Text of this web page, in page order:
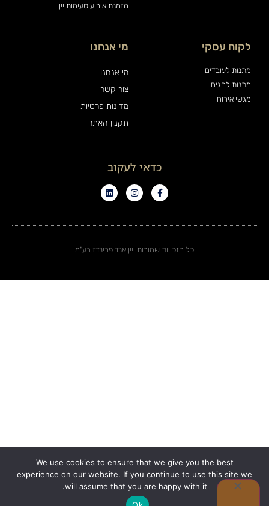
הזמנת אירוע טעימות יין
לקוח עסקי
מתנות לעובדים
מתנות לחגים
מגשי אירוח
מי אנחנו
מי אנחנו
צור קשר
מדינות פרטיות
תקנון האתר
כדאי לעקוב
כל הזכויות שמורות ויין אנד פרינדז בע"מ
0
We use cookies to ensure that we give you the best
experience on our website. If you continue to use this site we
will assume that you are happy with it.